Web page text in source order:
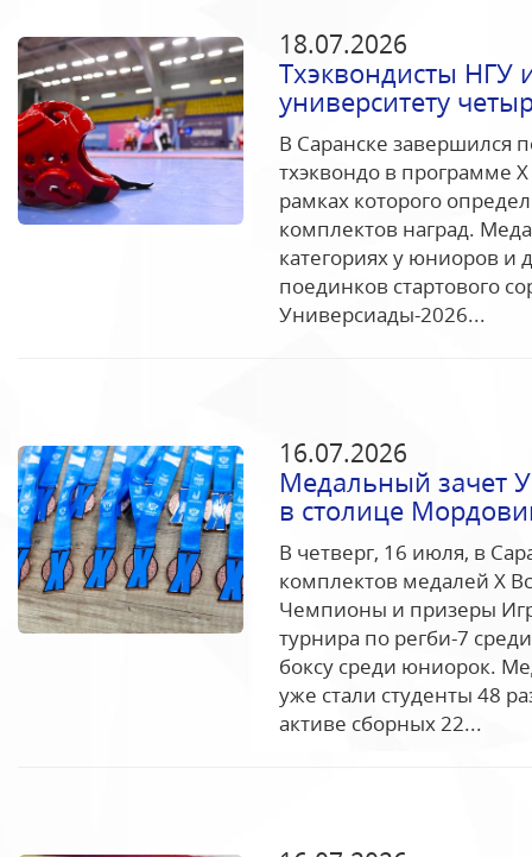
18.07.2026
Тхэквондисты НГУ
университету
В Саранске завершился
тхэквондо в программе
рамках которого
комплектов наград.
категориях у юниоров и
поединков стартового
Универсиады-2026...
16.07.2026
Медальный зачет
в столице
В четверг, 16 июля, в
комплектов медалей Х
Чемпионы и призеры
турнира по регби-7
боксу среди юниорок.
уже стали студенты 48
активе сборных 22...